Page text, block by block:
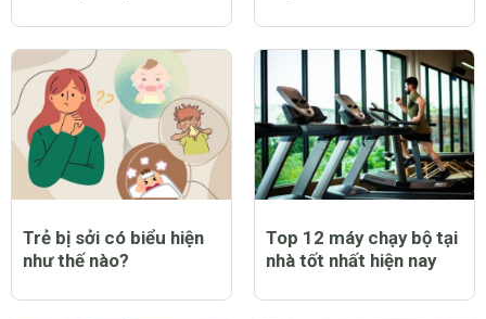
Trẻ bị sởi có biểu hiện
như thế nào?
Top 12 máy chạy bộ tại
nhà tốt nhất hiện nay